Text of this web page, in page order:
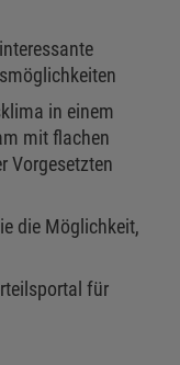
in einem
mit flachen
Vorgesetzten
die Möglichkeit,
für